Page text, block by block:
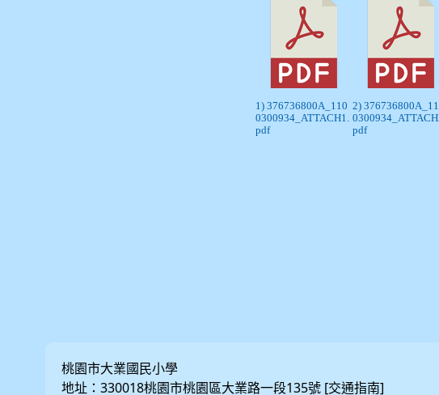
1) 376736800A_110
0300934_ATTACH1.
pdf
2)
pdf
桃園市大業國民小學
地址：330018桃園市桃園區大業路一段135號 [交通指南]